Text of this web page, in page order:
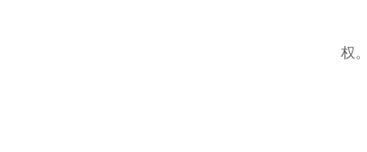
权。